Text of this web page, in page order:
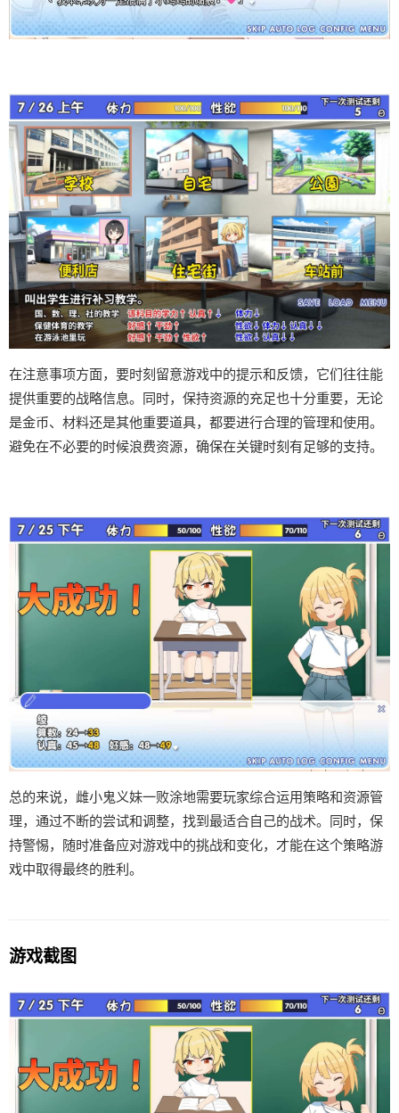
在注意事项方面，要时刻留意游戏中的提示和反馈，它们往往能
提供重要的战略信息。同时，保持资源的充足也十分重要，无论
是金币、材料还是其他重要道具，都要进行合理的管理和使用。
避免在不必要的时候浪费资源，确保在关键时刻有足够的支持。
总的来说，雌小鬼义妹一败涂地需要玩家综合运用策略和资源管
理，通过不断的尝试和调整，找到最适合自己的战术。同时，保
持警惕，随时准备应对游戏中的挑战和变化，才能在这个策略游
戏中取得最终的胜利。
游戏截图